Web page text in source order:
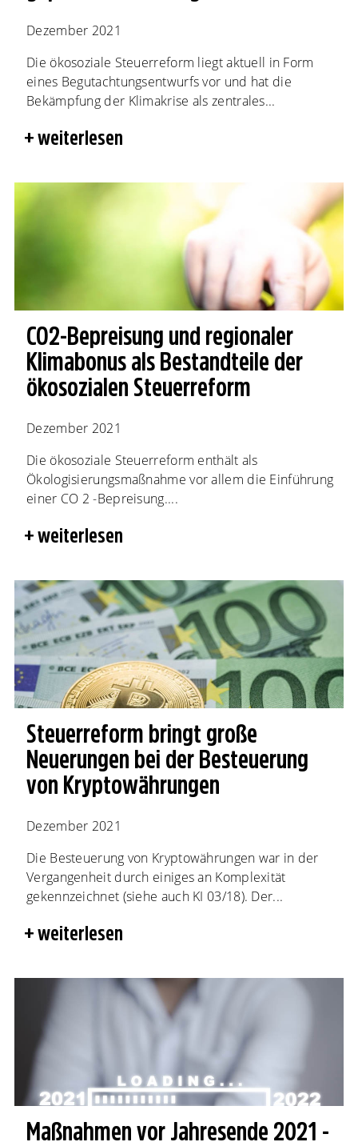
Dezember 2021
Die ökosoziale Steuerreform liegt aktuell in Form
eines Begutachtungsentwurfs vor und hat die
Bekämpfung der Klimakrise als zentrales...
weiterlesen
CO2-Bepreisung und regionaler
Klimabonus als Bestandteile der
ökosozialen Steuerreform
Dezember 2021
Die ökosoziale Steuerreform enthält als
Ökologisierungsmaßnahme vor allem die Einführung
einer CO 2 -Bepreisung....
weiterlesen
Steuerreform bringt große
Neuerungen bei der Besteuerung
von Kryptowährungen
Dezember 2021
Die Besteuerung von Kryptowährungen war in der
Vergangenheit durch einiges an Komplexität
gekennzeichnet (siehe auch KI 03/18). Der...
weiterlesen
Maßnahmen vor Jahresende 2021 -